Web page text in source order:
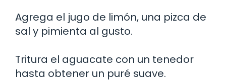
Agrega el jugo de limón, una pizca de
sal y pimienta al gusto.
Tritura el aguacate con un tenedor
hasta obtener un puré suave.